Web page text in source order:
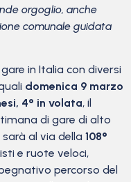
orgoglio, anche
comunale guidata
in Italia con diversi
domenica 9 marzo
4° in volata, il
di gare di alto
al via della 108°
e ruote veloci,
percorso del